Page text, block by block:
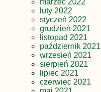
marzec 2022
luty 2022
styczeń 2022
grudzień 2021
listopad 2021
październik 2021
wrzesień 2021
sierpień 2021
lipiec 2021
czerwiec 2021